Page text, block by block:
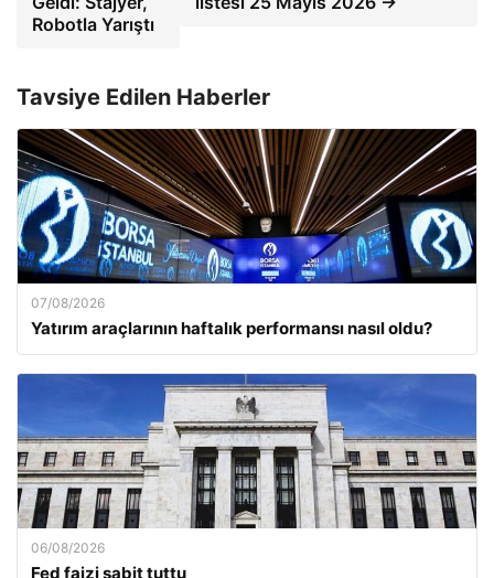
Robotla Yarıştı
Tavsiye Edilen Haberler
07/08/2026
Yatırım araçlarının haftalık performansı nasıl oldu?
06/08/2026
Fed faizi sabit tuttu